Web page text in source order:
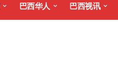
巴西华人 巴西视讯